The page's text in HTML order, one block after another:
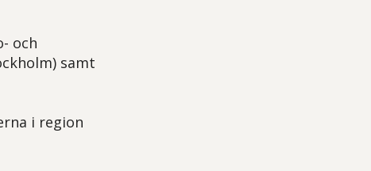
och
samt
i region